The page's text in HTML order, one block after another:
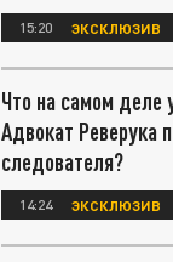
15:20 ЭКСКЛЮЗИВ
Что на самом деле
Адвокат Реверука
следователя?
14:24 ЭКСКЛЮЗИВ